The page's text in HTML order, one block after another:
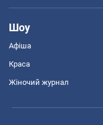
Шоу
Афіша
Краса
Жіночий журнал